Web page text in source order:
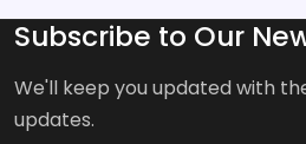
Subscribe to Our
We'll keep you updated with
updates.